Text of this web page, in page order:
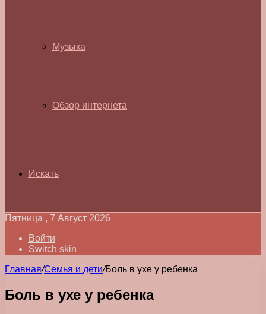
Музыка
Обзор интернета
Искать
Пятница , 7 Август 2026
Войти
Switch skin
Главная/Семья и дети/Боль в ухе у ребенка
Боль в ухе у ребенка